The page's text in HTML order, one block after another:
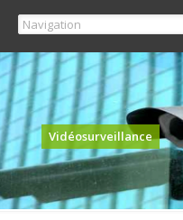
Vidéosurveillance